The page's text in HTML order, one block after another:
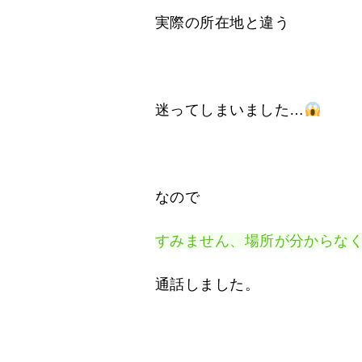
実際の所在地と違う
迷ってしまいました…
なので
すみません、場所が分からな
通話しました。